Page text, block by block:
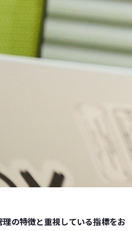
の特徴と重視している指標をお